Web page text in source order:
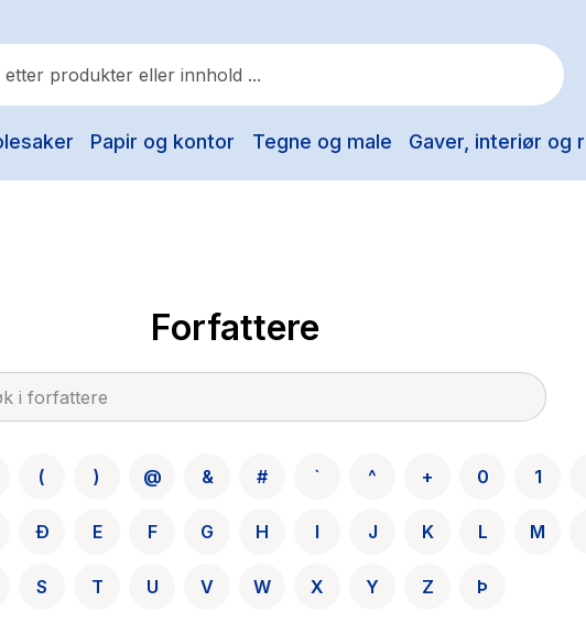
Papir og kontor Tegne og male Gaver, interiør og
søk
Housemaid
Forfattere
( ) @ & # ` ^ + 0 1
Ð E F G H I J K L M
S T U V W X Y Z Þ